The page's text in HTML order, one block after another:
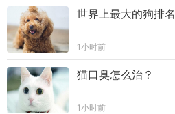
世界上最大的狗排名
1小时前
猫口臭怎么治？
1小时前